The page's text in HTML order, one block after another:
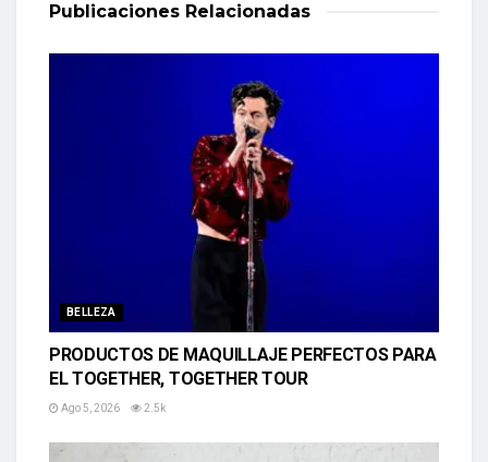
Publicaciones Relacionadas
BELLEZA
PRODUCTOS DE MAQUILLAJE PERFECTOS PARA
EL TOGETHER, TOGETHER TOUR
Ago 5, 2026 2.5k